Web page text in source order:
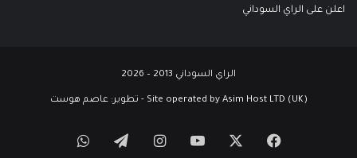
اعلن على الراي السوداني
الراي السوداني 2013 – 2026
Site operated by Asim Host LTD (UK) - تطوير: عاصم هوست
فيسبوك ‫YouTubeانستقرامتيلقرامواتساب